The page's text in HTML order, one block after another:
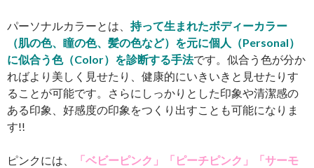
パーソナルカラーとは、 持って生まれたボディーカラー
（肌の色、瞳の色、髪の色など）を元に個人（Personal）
に似合う色（Color）を診断する手法です。似合う色が分か
ればより美しく見せたり、健康的にいきいきと見せたりす
ることが可能です。さらにしっかりとした印象や清潔感の
ある印象、好感度の印象をつくり出すことも可能になりま
す!!
ピンクには、
「ベビーピンク」「ピーチピンク」「サーモ